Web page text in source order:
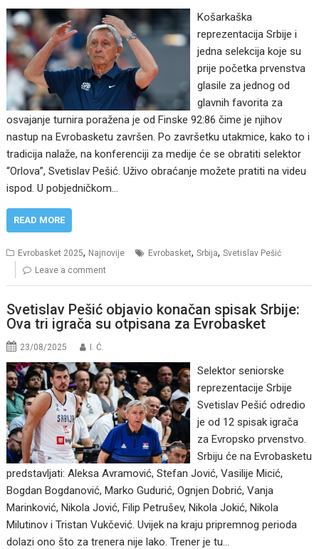
Košarkaška
reprezentacija Srbije i
jedna selekcija koje su
prije početka prvenstva
glasile za jednog od
glavnih favorita za
osvajanje turnira poražena je od Finske 92:86 čime je njihov
nastup na Evrobasketu završen. Po završetku utakmice, kako to i
tradicija nalaže, na konferenciji za medije će se obratiti selektor
“Orlova”, Svetislav Pešić. Uživo obraćanje možete pratiti na videu
ispod. U pobjedničkom…
READ MORE
Evrobasket 2025, Najnovije Evrobasket,Srbija,Svetislav Pešić
Leave a comment
Svetislav Pešić objavio konačan spisak Srbije:
Ova tri igrača su otpisana za Evrobasket
23/08/2025 I. Ć.
Selektor seniorske
reprezentacije Srbije
Svetislav Pešić odredio
je od 12 spisak igrača
za Evropsko prvenstvo.
Srbiju će na Evrobasketu
predstavljati: Aleksa Avramović, Stefan Jović, Vasilije Micić,
Bogdan Bogdanović, Marko Gudurić, Ognjen Dobrić, Vanja
Marinković, Nikola Jović, Filip Petrušev, Nikola Jokić, Nikola
Milutinov i Tristan Vukčević. Uvijek na kraju pripremnog perioda
dolazi ono što za trenera nije lako. Trener je tu…